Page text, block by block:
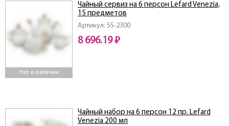
Нет в наличии
Артикул: 55-2300
Чайный сервиз на 6 персон Lefard Venezia,
15 предметов
8 696.19 ₽
Чайный набор на 6 персон 12 пр. Lefard
Venezia 200 мл